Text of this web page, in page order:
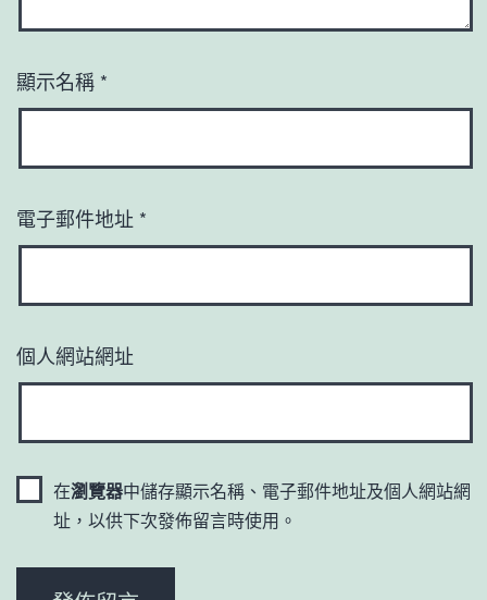
顯示名稱 *
電子郵件地址 *
個人網站網址
在瀏覽器中儲存顯示名稱、電子郵件地址及個人網站網
址，以供下次發佈留言時使用。